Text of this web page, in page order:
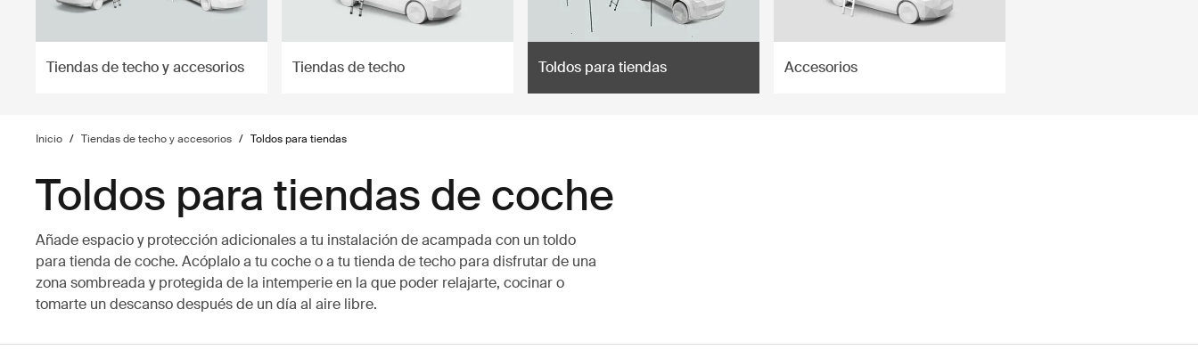
Tiendas de techo y accesorios Tiendas de techo Toldos para tiendas Accesorios
Inicio / Tiendas de techo y accesorios / Toldos para tiendas
Toldos para tiendas de coche
Añade espacio y protección adicionales a tu instalación de acampada con un toldo
para tienda de coche. Acóplalo a tu coche o a tu tienda de techo para disfrutar de una
zona sombreada y protegida de la intemperie en la que poder relajarte, cocinar o
tomarte un descanso después de un día al aire libre.